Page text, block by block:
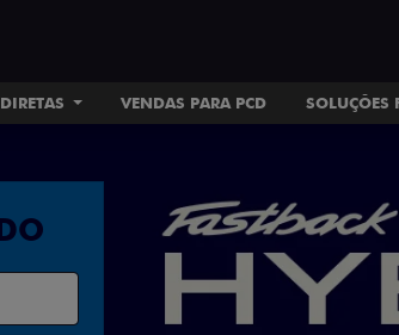
VENDAS PARA PCD SOLUÇÕES